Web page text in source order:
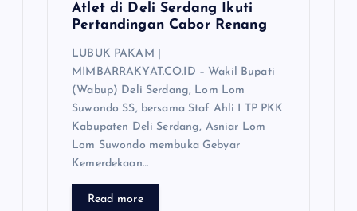
Atlet di Deli Serdang Ikuti
Pertandingan Cabor Renang
LUBUK PAKAM |
MIMBARRAKYAT.CO.ID – Wakil Bupati
(Wabup) Deli Serdang, Lom Lom
Suwondo SS, bersama Staf Ahli I TP PKK
Kabupaten Deli Serdang, Asniar Lom
Lom Suwondo membuka Gebyar
Kemerdekaan…
Read more